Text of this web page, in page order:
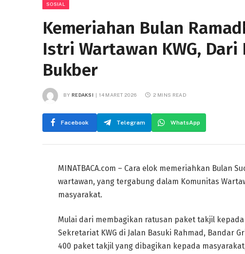
SOSIAL
Kemeriahan Bulan
Istri Wartawan KWG,
Bukber
BY REDAKSI 14 MARET 2026 2 MINS READ
Facebook Telegram WhatsApp
MINATBACA.com – Cara elok memeriahkan Bulan
wartawan, yang tergabung dalam Komunitas
masyarakat.
Mulai dari membagikan ratusan paket takjil
Sekretariat KWG di Jalan Basuki Rahmad, Bandar
400 paket takjil yang dibagikan kepada